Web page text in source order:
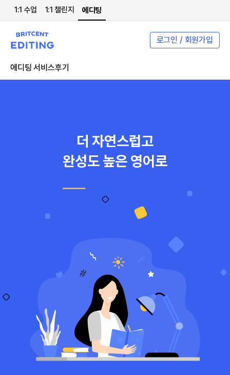
1:1 수업 1:1 챌린지 에디팅
로그인 / 회원가입
에디팅 서비스후기
더 자연스럽고
완성도 높은 영어로